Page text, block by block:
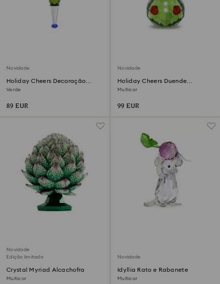
Novidade
Holiday Cheers Decoração
Quebra-nozes
Verde
89 EUR
Novidade
Holiday Cheers Duende
oscilante
Multicor
99 EUR
Novidade
Edição limitada
Crystal Myriad Alcachofra
Multicor
Novidade
Idyllia Rato e Rabanete
Multicor